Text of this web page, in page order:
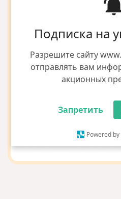
Подписка на
Разрешите сайту
отправлять вам
акционных
Запретить
Powered by